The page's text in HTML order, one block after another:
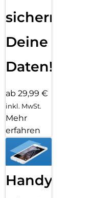
sichern
Deine
Daten!
ab 29,99 €
inkl. MwSt.
Mehr
erfahren
Handy